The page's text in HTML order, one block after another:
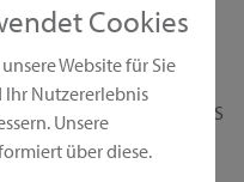
Cookies
Website für Sie
Nutzererlebnis
Unsere
über diese.
persönlichen GONIS